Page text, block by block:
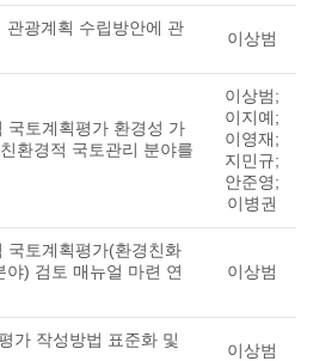
관광계획 수립방안에 관
이상범
국토계획평가 환경성 가
환경적 국토관리 분야를
이상범;
이지예;
이영재;
지민규;
안준영;
이병권
국토계획평가(환경친화
야) 검토 매뉴얼 마련 연
이상범
가 작성방법 표준화 및
이상범